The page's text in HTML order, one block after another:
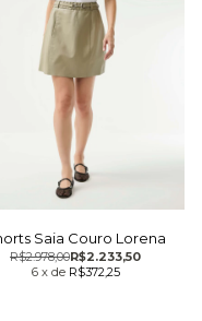
Saia Couro Lorena
R$2.233,50
R$2.978,00
6 x de R$372,25